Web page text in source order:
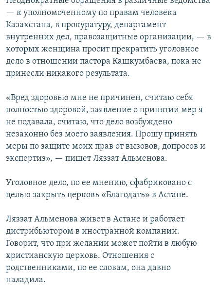
— к уполномоченному по правам человека
Казахстана, в прокуратуру, департамент
внутренних дел, правозащитные организации, — в
которых женщина просит прекратить уголовное
дело в отношении пастора Кашкумбаева, пока не
принесли никакого результата.
«Вред здоровью мне не причинен, считаю себя
полностью здоровой, заявление о принятии мер я
не подавала, считаю, что дело возбуждено
незаконно без моего заявления. Прошу принять
меры по защите моих прав от вызовов, допросов и
экспертиз», — пишет Ляззат Альменова.
Уголовное дело, по ее мнению, сфабриковано с
целью закрыть церковь «Благодать» в Астане.
Ляззат Альменова живет в Астане и работает
дистрибьютором в иностранной компании.
Говорит, что при желании может пойти в любую
христианскую церковь. Отношения с
родственниками, по ее словам, она давно
наладила.